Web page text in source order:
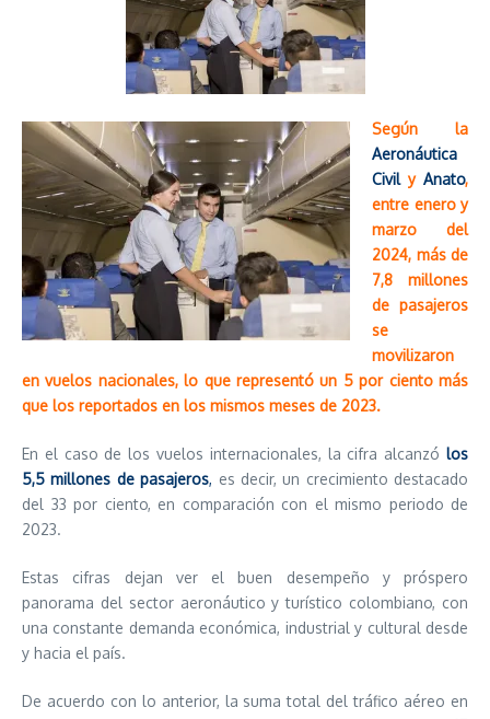
Según la
Aeronáutica
Civily Anato,
entre enero y
marzo del
2024, más de
7,8 millones
de pasajeros
se
movilizaron
en vuelos nacionales, lo que representó un 5 por ciento más
que los reportados en los mismos meses de 2023.
En el caso de los vuelos internacionales, la cifra alcanzó los
5,5 millones de pasajeros, es decir, un crecimiento destacado
del 33 por ciento, en comparación con el mismo periodo de
2023.
Estas cifras dejan ver el buen desempeño y próspero
panorama del sector aeronáutico y turístico colombiano, con
una constante demanda económica, industrial y cultural desde
y hacia el país.
De acuerdo con lo anterior, la suma total del tráfico aéreo en